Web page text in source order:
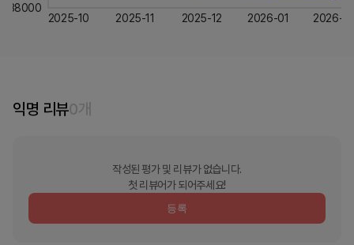
2025-10 2025-11 2025-12 2026-01 2026-
38000
익명 리뷰0개
작성된 평가 및 리뷰가 없습니다.
첫 리뷰어가 되어주세요!
등록